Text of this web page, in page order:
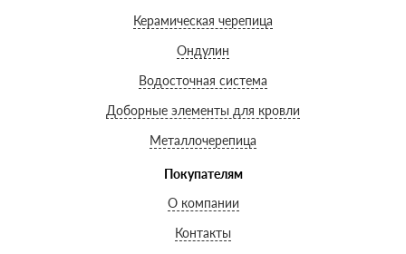
Керамическая черепица
Ондулин
Водосточная система
Доборные элементы для кровли
Металлочерепица
Покупателям
О компании
Контакты